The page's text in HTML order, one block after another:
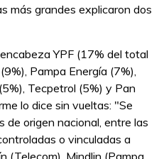
más grandes explicaron dos
YPF (17% del total
Pampa Energía (7%),
Tecpetrol (5%) y Pan
lo dice sin vueltas: "Se
de origen nacional, entre las
o vinculadas a
(Telecom), Mindlin (Pampa